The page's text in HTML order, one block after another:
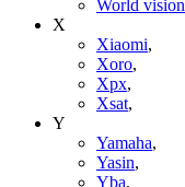
World vision
X
Xiaomi,
Xoro,
Xpx,
Xsat,
Y
Yamaha,
Yasin,
Yba,